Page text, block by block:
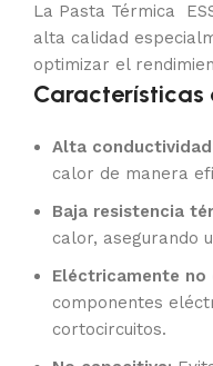
La Pasta Térmica
alta calidad
optimizar el
Características
Alta
calor de manera
Baja resistencia
calor, asegurando
Eléctricamente no
componentes
cortocircuitos.